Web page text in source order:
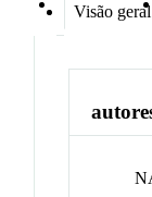
Visão geral